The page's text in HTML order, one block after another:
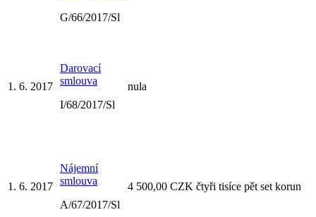
G/66/2017/Sl
1. 6. 2017
Darovací
smlouva
I/68/2017/Sl
nula
1. 6. 2017
Nájemní
smlouva
A/67/2017/Sl
4 500,00 CZK čtyři tisíce pět set korun